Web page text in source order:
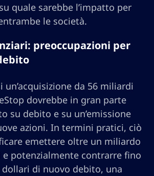
quale sarebbe l’impatto per
le società.
preoccupazioni per
un’acquisizione da 56 miliardi
dovrebbe in gran parte
su debito e su un’emissione
azioni. In termini pratici, ciò
emettere oltre un miliardo
e potenzialmente contrarre fino
di nuovo debito, una